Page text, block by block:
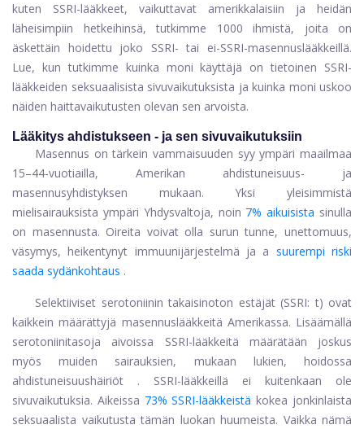
kuten SSRI-lääkkeet, vaikuttavat amerikkalaisiin ja heidän
läheisimpiin hetkeihinsä, tutkimme 1000 ihmistä, joita on
äskettäin hoidettu joko SSRI- tai ei-SSRI-masennuslääkkeillä.
Lue, kun tutkimme kuinka moni käyttäjä on tietoinen SSRI-
lääkkeiden seksuaalisista sivuvaikutuksista ja kuinka moni uskoo
näiden haittavaikutusten olevan sen arvoista.
Lääkitys ahdistukseen - ja sen sivuvaikutuksiin
Masennus on tärkein vammaisuuden syy ympäri maailmaa
15–44-vuotiailla, Amerikan ahdistuneisuus- ja
masennusyhdistyksen mukaan. Yksi yleisimmistä
mielisairauksista ympäri Yhdysvaltoja, noin 7% aikuisista sinulla
on masennusta. Oireita voivat olla surun tunne, unettomuus,
väsymys, heikentynyt immuunijärjestelmä ja a suurempi riski
saada sydänkohtaus .
Selektiiviset serotoniinin takaisinoton estäjät (SSRI: t) ovat
kaikkein määrättyjä masennuslääkkeitä Amerikassa. Lisäämällä
serotoniinitasoja aivoissa SSRI-lääkkeitä määrätään joskus
myös muiden sairauksien, mukaan lukien, hoidossa
ahdistuneisuushäiriöt
. SSRI-lääkkeillä ei kuitenkaan ole
sivuvaikutuksia. Aikeissa 73% SSRI-lääkkeistä kokea jonkinlaista
seksuaalista vaikutusta tämän luokan huumeista. Vaikka nämä